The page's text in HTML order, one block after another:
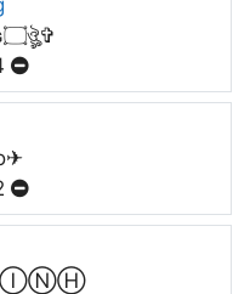
✞ঔৣ۝нưиɢ۝ঔৣ✞